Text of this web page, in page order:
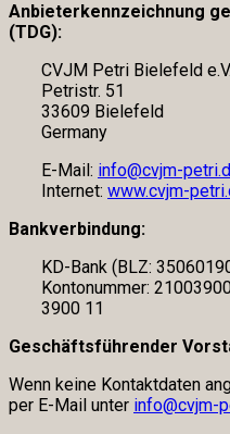
Anbieterkennzeichnung
(TDG):
CVJM Petri Bielefeld e.V.
Petristr. 51
33609 Bielefeld
Germany
E-Mail: info@cvjm-
Internet: www.cvjm-
Bankverbindung:
KD-Bank (BLZ:
Kontonummer:
3900 11
Geschäftsführender
Wenn keine Kontaktdaten
per E-Mail unter info@cvjm-